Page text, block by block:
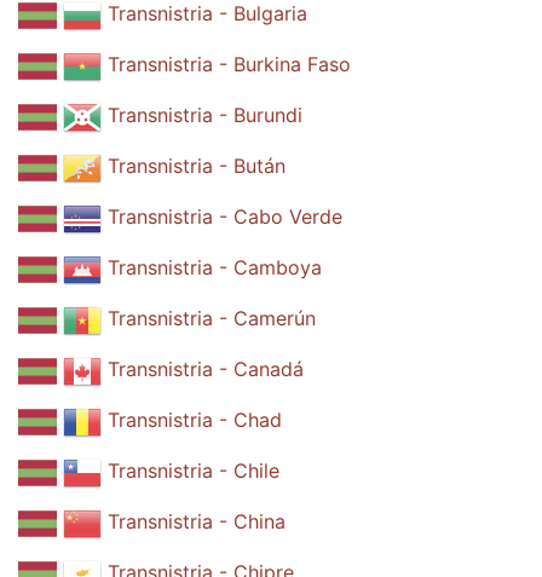
Transnistria - Bulgaria
Transnistria - Burkina Faso
Transnistria - Burundi
Transnistria - Bután
Transnistria - Cabo Verde
Transnistria - Camboya
Transnistria - Camerún
Transnistria - Canadá
Transnistria - Chad
Transnistria - Chile
Transnistria - China